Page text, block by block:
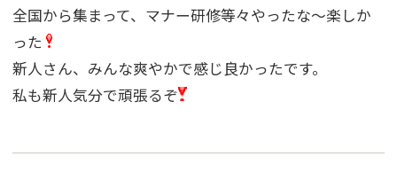
全国から集まって、マナー研修等々やったな〜楽しか
った
新人さん、みんな爽やかで感じ良かったです。
私も新人気分で頑張るぞ